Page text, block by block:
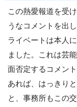
この熱愛報道を受
うなコメントを出
ライベートは本人
ました。これは芸
面否定するコメン
あれば、はっきり
と、事務所もこの